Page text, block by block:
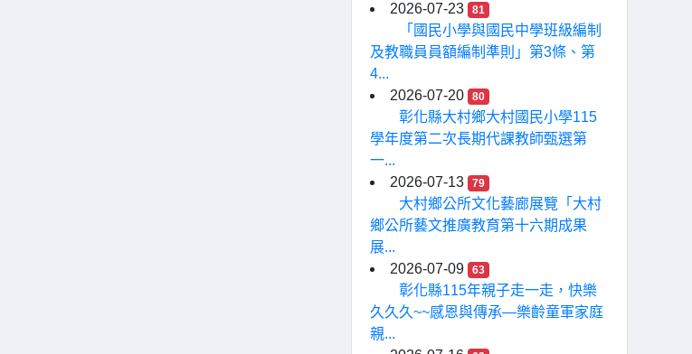
2026-07-23
81
「國民小學與國民中學班級編制
及教職員員額編制準則」第3條、第
4...
2026-07-20
80
彰化縣大村鄉大村國民小學115
學年度第二次長期代課教師甄選第
一...
2026-07-13
79
大村鄉公所文化藝廊展覽「大村
鄉公所藝文推廣教育第十六期成果
展...
2026-07-09
63
彰化縣115年親子走一走，快樂
久久久~~感恩與傳承—樂齡童軍家庭
親...